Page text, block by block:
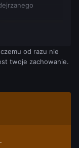
od razu nie
twoje zachowanie.